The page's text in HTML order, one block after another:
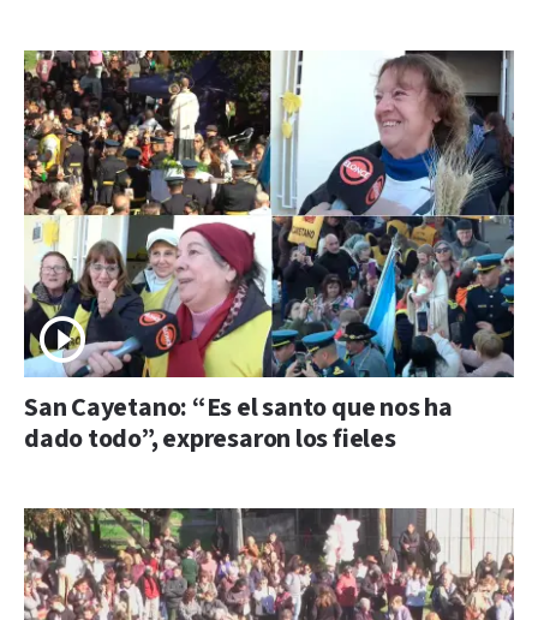
San Cayetano: “Es el santo que nos ha
dado todo”, expresaron los fieles